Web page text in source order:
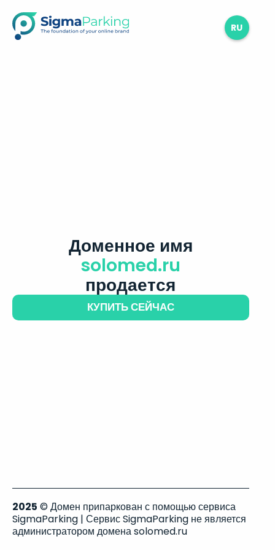
RU
Доменное имя
solomed.ru
продается
КУПИТЬ СЕЙЧАС
2025 © Домен припаркован с помощью сервиса
SigmaParking | Сервис SigmaParking не является
администратором домена solomed.ru